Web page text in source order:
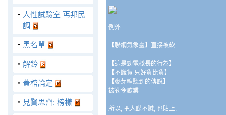
‧ 人性試驗室 丐邦民
調
‧ 黑名單
‧ 解鈴
‧ 蓋棺論定
‧ 見賢思齊: 榜樣
例外:
【聯網氣象臺】直接被砍
【這是勁電棧長的行為】
【不識貨 只好貨比貨】
【麥芽糖聽到的傳說】
被勒令歇業
所以, 把人謀不贓, 也貼上.